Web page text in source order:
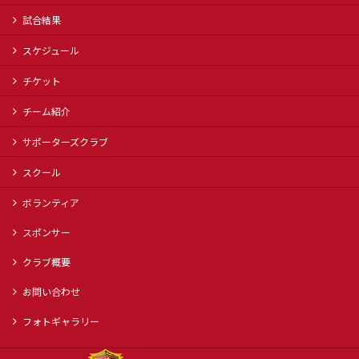
試合結果
スケジュール
チケット
チーム紹介
サポーターズクラブ
スクール
ボランティア
スポンサー
クラブ概要
お問い合わせ
フォトギャラリー